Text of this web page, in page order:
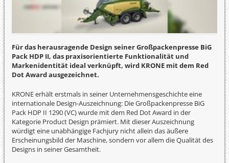
Für das herausragende Design seiner Großpackenpresse BiG
Pack HDP II, das praxisorientierte Funktionalität und
Markenidentität ideal verknüpft, wird KRONE mit dem Red
Dot Award ausgezeichnet.
KRONE erhält erstmals in seiner Unternehmensgeschichte eine
internationale Design-Auszeichnung: Die Großpackenpresse BiG
Pack HDP II 1290 (VC) wurde mit dem Red Dot Award in der
Kategorie Product Design prämiert. Mit dieser Auszeichnung
würdigt eine unabhängige Fachjury nicht allein das äußere
Erscheinungsbild der Maschine, sondern vor allem die Qualität des
Designs in seiner Gesamtheit.